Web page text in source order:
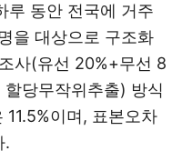
동안 전국에 거주
을 대상으로 구조화
사(유선 20%+무선 8
할당무작위추출) 방식
이며, 표본오차
.